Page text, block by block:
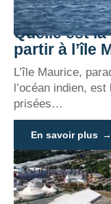
Quelle est
partir à l’île
L’île Maurice,
l’océan indien,
prisées…
En savoir plus